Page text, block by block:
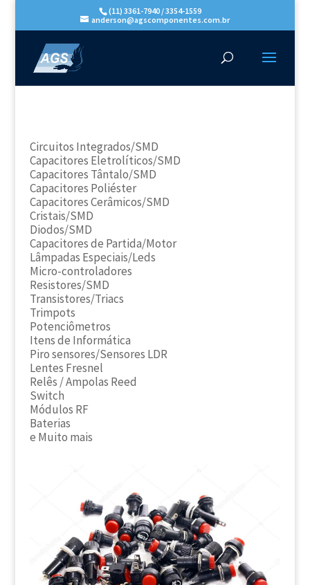
(11) 3361-7940 / 3354-1559
anderson@agscomponentes.com.br
Circuitos Integrados/SMD
Capacitores Eletrolíticos/SMD
Capacitores Tântalo/SMD
Capacitores Poliéster
Capacitores Cerâmicos/SMD
Cristais/SMD
Diodos/SMD
Capacitores de Partida/Motor
Lâmpadas Especiais/Leds
Micro-controladores
Resistores/SMD
Transistores/Triacs
Trimpots
Potenciômetros
Itens de Informática
Piro sensores/Sensores LDR
Lentes Fresnel
Relês / Ampolas Reed
Switch
Módulos RF
Baterias
e Muito mais